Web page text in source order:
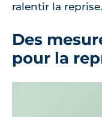
ralentir la reprise.
Des
pour la